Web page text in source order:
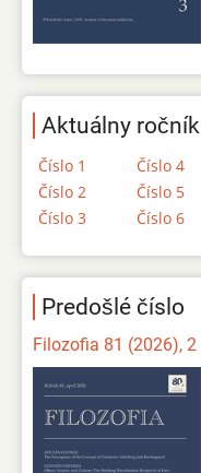
Aktuálny ročník
Číslo 1
Číslo 2
Číslo 3
Číslo 4
Číslo 5
Číslo 6
Predošlé číslo
Filozofia 81 (2026), 2